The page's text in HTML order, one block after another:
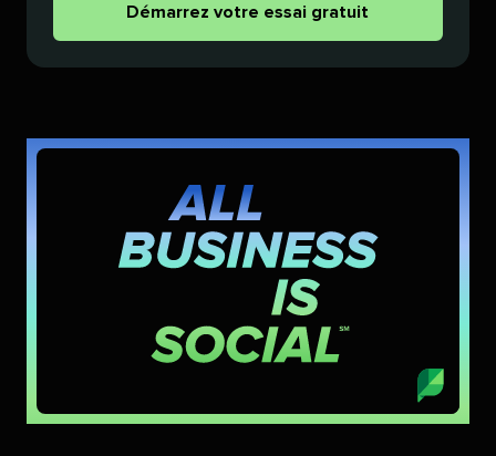
Démarrez votre essai gratuit​​